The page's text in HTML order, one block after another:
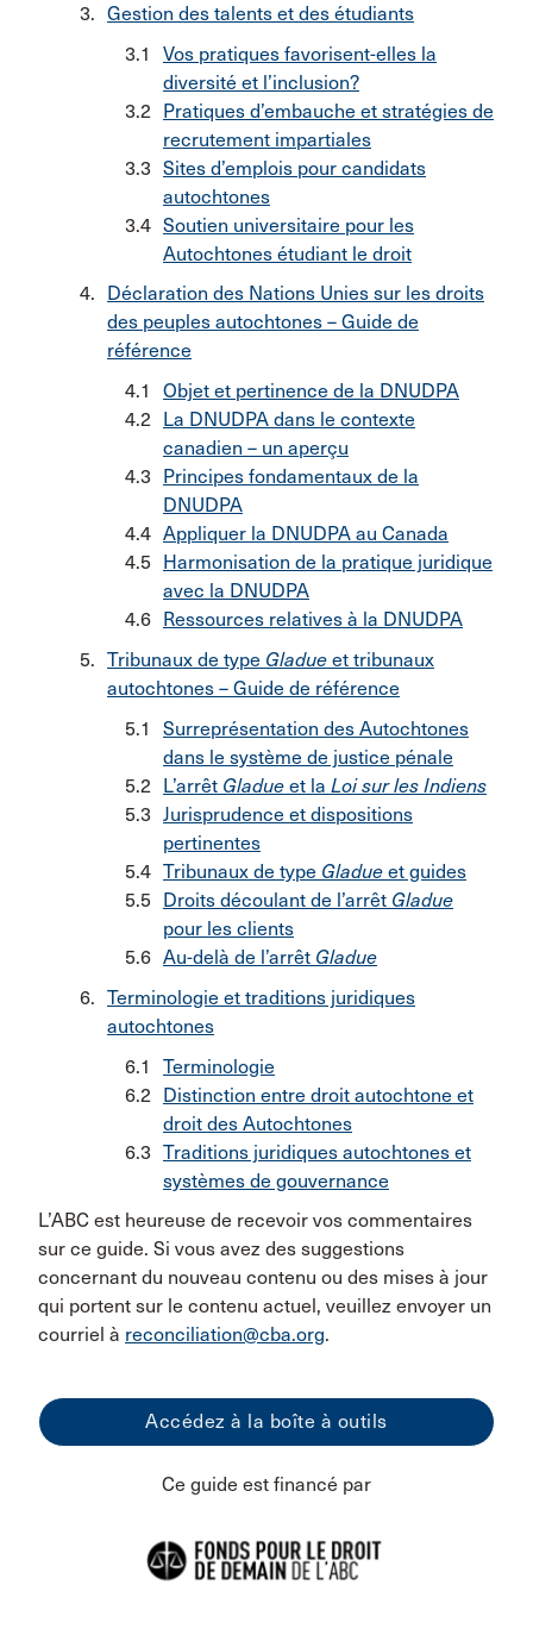
Gestion des talents et des étudiants
Vos pratiques favorisent-elles la
diversité et l’inclusion?
Pratiques d’embauche et stratégies de
recrutement impartiales
Sites d’emplois pour candidats
autochtones
Soutien universitaire pour les
Autochtones étudiant le droit
Déclaration des Nations Unies sur les droits
des peuples autochtones – Guide de
référence
Objet et pertinence de la DNUDPA
La DNUDPA dans le contexte
canadien – un aperçu
Principes fondamentaux de la
DNUDPA
Appliquer la DNUDPA au Canada
Harmonisation de la pratique juridique
avec la DNUDPA
Ressources relatives à la DNUDPA
Tribunaux de type Gladue et tribunaux
autochtones – Guide de référence
Surreprésentation des Autochtones
dans le système de justice pénale
L’arrêt Gladue et la Loi sur les Indiens
Jurisprudence et dispositions
pertinentes
Tribunaux de type Gladue et guides
Droits découlant de l’arrêt Gladue
pour les clients
Au-delà de l’arrêt Gladue
Terminologie et traditions juridiques
autochtones
Terminologie
Distinction entre droit autochtone et
droit des Autochtones
Traditions juridiques autochtones et
systèmes de gouvernance
L’ABC est heureuse de recevoir vos commentaires
sur ce guide. Si vous avez des suggestions
concernant du nouveau contenu ou des mises à jour
qui portent sur le contenu actuel, veuillez envoyer un
courriel à reconciliation@cba.org.
Accédez à la boîte à outils
Ce guide est financé par